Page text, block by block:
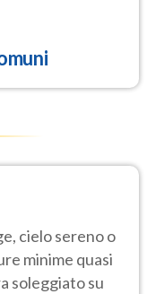
cielo sereno o
minime quasi
soleggiato su